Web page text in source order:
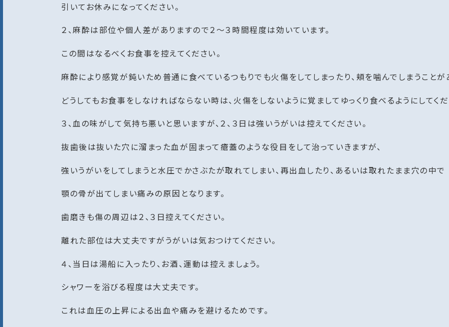
引いてお休みになってください。
２、麻酔は部位や個人差がありますので２〜３時間程度は効いています。
この間はなるべくお食事を控えてください。
麻酔により感覚が鈍いため普通に食べているつもりでも火傷をしてしまったり、頬を噛んでしまうことが
どうしてもお食事をしなければならない時は、火傷をしないように覚ましてゆっくり食べるようにしてくだ
３、血の味がして気持ち悪いと思いますが、２、３日は強いうがいは控えてください。
抜歯後は抜いた穴に溜まった血が固まって瘡蓋のような役目をして治っていきますが、
強いうがいをしてしまうと水圧でかさぶたが取れてしまい、再出血したり、あるいは取れたまま穴の中で
顎の骨が出てしまい痛みの原因となります。
歯磨きも傷の周辺は２、３日控えてください。
離れた部位は大丈夫ですがうがいは気おつけてください。
４、当日は湯船に入ったり、お酒、運動は控えましょう。
シャワーを浴びる程度は大丈夫です。
これは血圧の上昇による出血や痛みを避けるためです。